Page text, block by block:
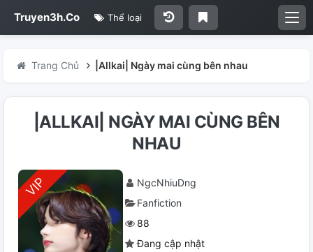
Truyen3h.Co Thể loại
Trang Chủ |Allkai| Ngày mai cùng bên nhau
|ALLKAI| NGÀY MAI CÙNG BÊN
NHAU
NgcNhiuDng
Fanfiction
88
Đang cập nhật